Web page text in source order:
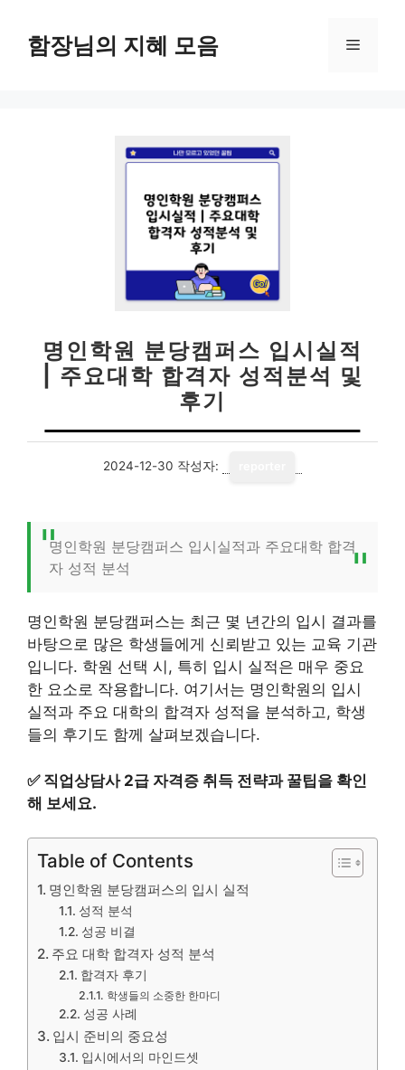
함장님의 지혜 모음 메
명인학원 분당캠퍼스 입시실적
| 주요대학 합격자 성적분석 및
후기
2024-12-30 작성자:
명인학원 분당캠퍼스 입시실적과 주요대학 합격
자 성적 분석
명인학원 분당캠퍼스는 최근 몇 년간의 입시 결과를
바탕으로 많은 학생들에게 신뢰받고 있는 교육 기관
입니다. 학원 선택 시, 특히 입시 실적은 매우 중요
한 요소로 작용합니다. 여기서는 명인학원의 입시
실적과 주요 대학의 합격자 성적을 분석하고, 학생
들의 후기도 함께 살펴보겠습니다.
✅ 직업상담사 2급 자격증 취득 전략과 꿀팁을 확인
해 보세요.
Table of Contents
명인학원 분당캠퍼스의 입시 실적
성적 분석
성공 비결
주요 대학 합격자 성적 분석
합격자 후기
학생들의 소중한 한마디
성공 사례
입시 준비의 중요성
입시에서의 마인드셋